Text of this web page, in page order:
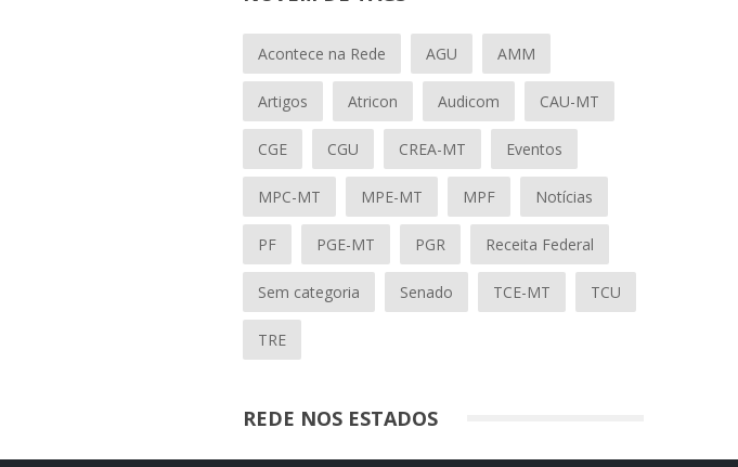
Acontece na Rede AGU AMM
Artigos Atricon Audicom CAU-MT
CGE CGU CREA-MT Eventos
MPC-MT MPE-MT MPF Notícias
PF PGE-MT PGR Receita Federal
Sem categoria Senado TCE-MT TCU
TRE
REDE NOS ESTADOS